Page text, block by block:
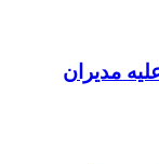
مدیران